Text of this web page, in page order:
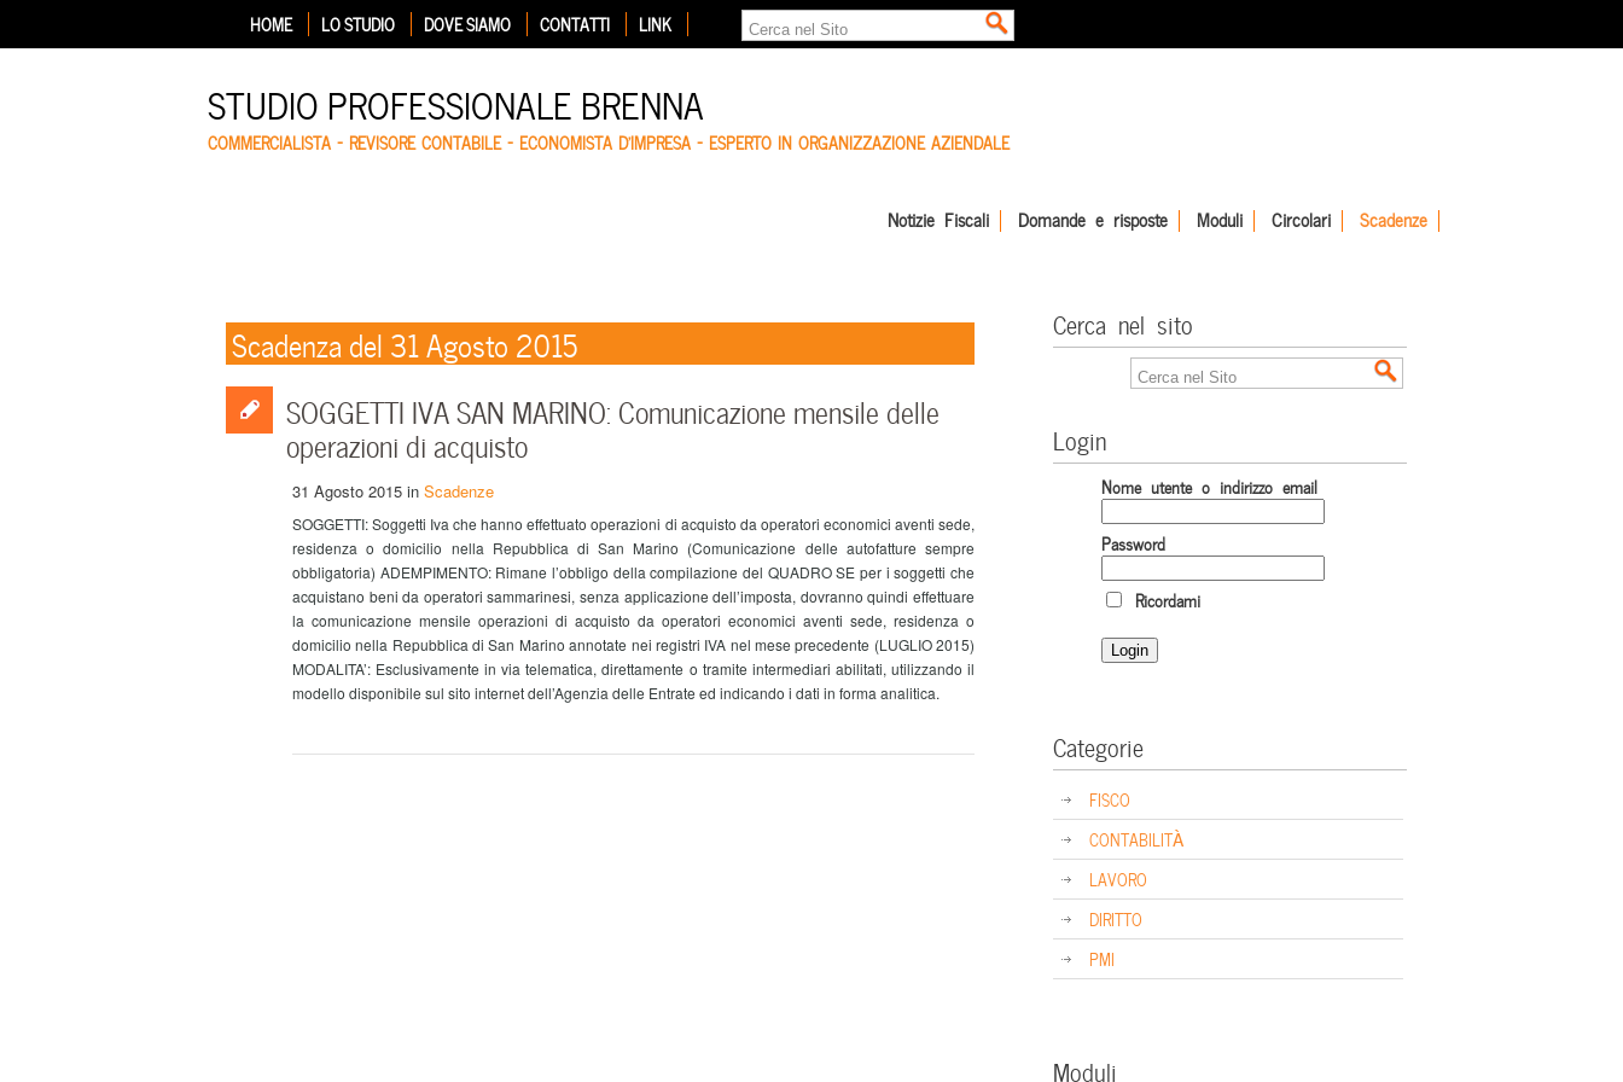
HOME LO STUDIO DOVE SIAMO CONTATTI LINK
STUDIO PROFESSIONALE BRENNA
COMMERCIALISTA – REVISORE CONTABILE – ECONOMISTA D'IMPRESA – ESPERTO IN ORGANIZZAZIONE AZIENDALE
Notizie Fiscali Domande e risposte Moduli Circolari Scadenze
Scadenza del 31 Agosto 2015
SOGGETTI IVA SAN MARINO: Comunicazione mensile delle
operazioni di acquisto
31 Agosto 2015 in Scadenze
SOGGETTI: Soggetti Iva che hanno effettuato operazioni di acquisto da operatori economici aventi sede,
residenza o domicilio nella Repubblica di San Marino (Comunicazione delle autofatture sempre
obbligatoria) ADEMPIMENTO: Rimane l’obbligo della compilazione del QUADRO SE per i soggetti che
acquistano beni da operatori sammarinesi, senza applicazione dell’imposta, dovranno quindi effettuare
la comunicazione mensile operazioni di acquisto da operatori economici aventi sede, residenza o
domicilio nella Repubblica di San Marino annotate nei registri IVA nel mese precedente (LUGLIO 2015)
MODALITA’: Esclusivamente in via telematica, direttamente o tramite intermediari abilitati, utilizzando il
modello disponibile sul sito internet dell’Agenzia delle Entrate ed indicando i dati in forma analitica.
Cerca nel sito
Login
Nome utente o indirizzo email
Password
Ricordami
Categorie
FISCO
CONTABILITÀ
LAVORO
DIRITTO
PMI
Moduli